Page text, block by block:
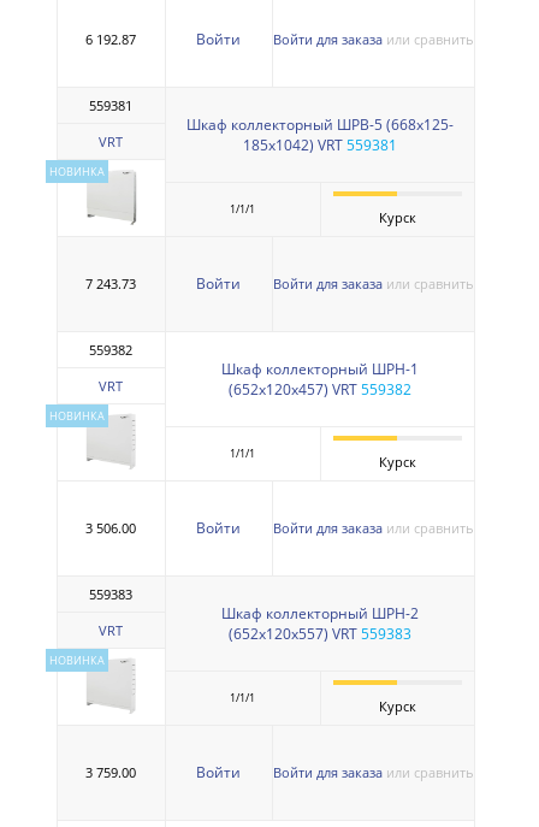
6 192.87 Войти Войти для заказа или сравнить
НОВИНКА
559381
VRT
Шкаф коллекторный ШРВ-5 (668х125-
185х1042) VRT 559381
1/1/1 Курск
7 243.73 Войти Войти для заказа или сравнить
НОВИНКА
559382
VRT
Шкаф коллекторный ШРН-1
(652х120х457) VRT 559382
1/1/1 Курск
3 506.00 Войти Войти для заказа или сравнить
НОВИНКА
559383
VRT
Шкаф коллекторный ШРН-2
(652х120х557) VRT 559383
1/1/1 Курск
3 759.00 Войти Войти для заказа или сравнить